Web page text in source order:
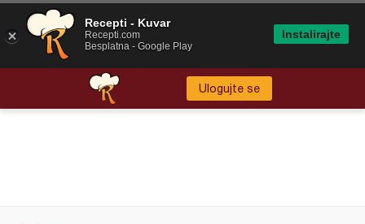
Ulogujte se
Recepti - Kuvar
Recepti.com
Besplatna - Google Play
Instalirajte